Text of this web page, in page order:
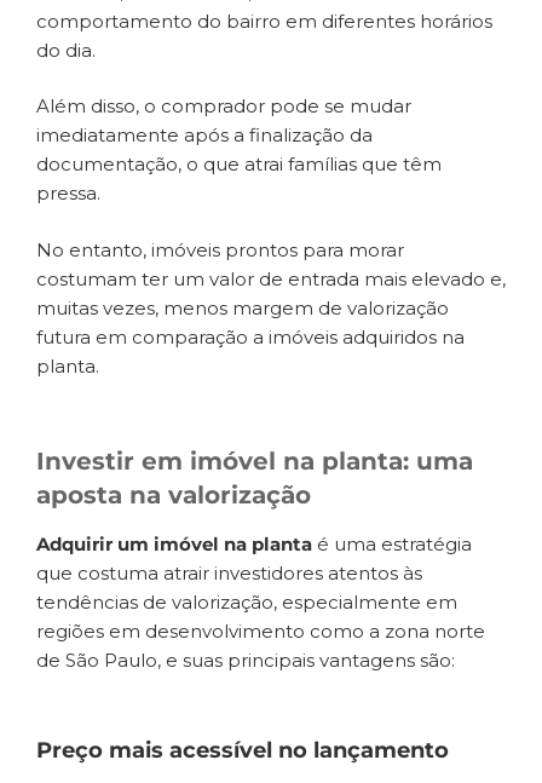
comportamento do bairro em diferentes horários
do dia.
Além disso, o comprador pode se mudar
imediatamente após a finalização da
documentação, o que atrai famílias que têm
pressa.
No entanto, imóveis prontos para morar
costumam ter um valor de entrada mais elevado e,
muitas vezes, menos margem de valorização
futura em comparação a imóveis adquiridos na
planta.
Investir em imóvel na planta: uma
aposta na valorização
Adquirir um imóvel na planta é uma estratégia
que costuma atrair investidores atentos às
tendências de valorização, especialmente em
regiões em desenvolvimento como a zona norte
de São Paulo, e suas principais vantagens são:
Preço mais acessível no lançamento